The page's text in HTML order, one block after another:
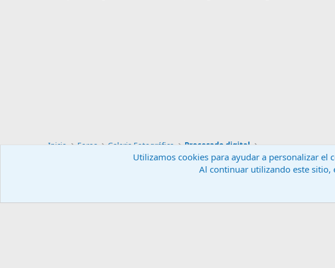
Inicio Foros Galeria Fotográfica Procesado digital
Utilizamos cookies para ayudar a personalizar el
Al continuar utilizando este sitio,